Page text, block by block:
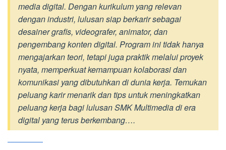
media digital. Dengan kurikulum yang relevan
dengan industri, lulusan siap berkarir sebagai
desainer grafis, videografer, animator, dan
pengembang konten digital. Program ini tidak hanya
mengajarkan teori, tetapi juga praktik melalui proyek
nyata, memperkuat kemampuan kolaborasi dan
komunikasi yang dibutuhkan di dunia kerja. Temukan
peluang karir menarik dan tips untuk meningkatkan
peluang kerja bagi lulusan SMK Multimedia di era
digital yang terus berkembang….